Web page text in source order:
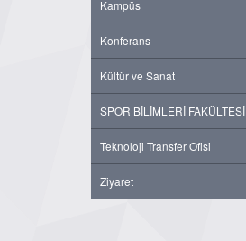
Kampüs
Konferans
Kültür ve Sanat
SPOR BİLİMLERİ FAKÜLTESİ
Teknoloji Transfer Ofisi
Ziyaret